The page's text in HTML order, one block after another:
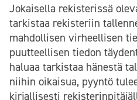
Jokaisella rekisterissä
tarkistaa rekisteriin
mahdollisen virheellisen
puutteellisen tiedon
haluaa tarkistaa hänestä
niihin oikaisua, pyyntö
kirjallisesti